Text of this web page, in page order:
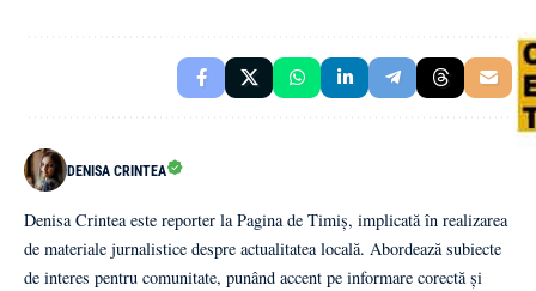
DENISA CRINTEA
Denisa Crintea este reporter la Pagina de Timiș, implicată în realizarea
de materiale jurnalistice despre actualitatea locală. Abordează subiecte
de interes pentru comunitate, punând accent pe informare corectă și